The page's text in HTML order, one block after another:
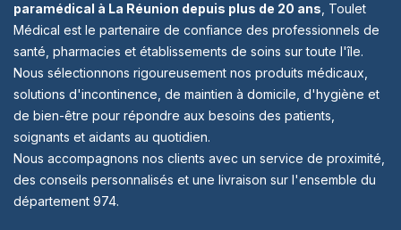
paramédical à La Réunion depuis plus de 20 ans , Toulet
Médical est le partenaire de confiance des professionnels de
santé, pharmacies et établissements de soins sur toute l'île.
Nous sélectionnons rigoureusement nos produits médicaux,
solutions d'incontinence, de maintien à domicile, d'hygiène et
de bien-être pour répondre aux besoins des patients,
soignants et aidants au quotidien.
Nous accompagnons nos clients avec un service de proximité,
des conseils personnalisés et une livraison sur l'ensemble du
département 974.